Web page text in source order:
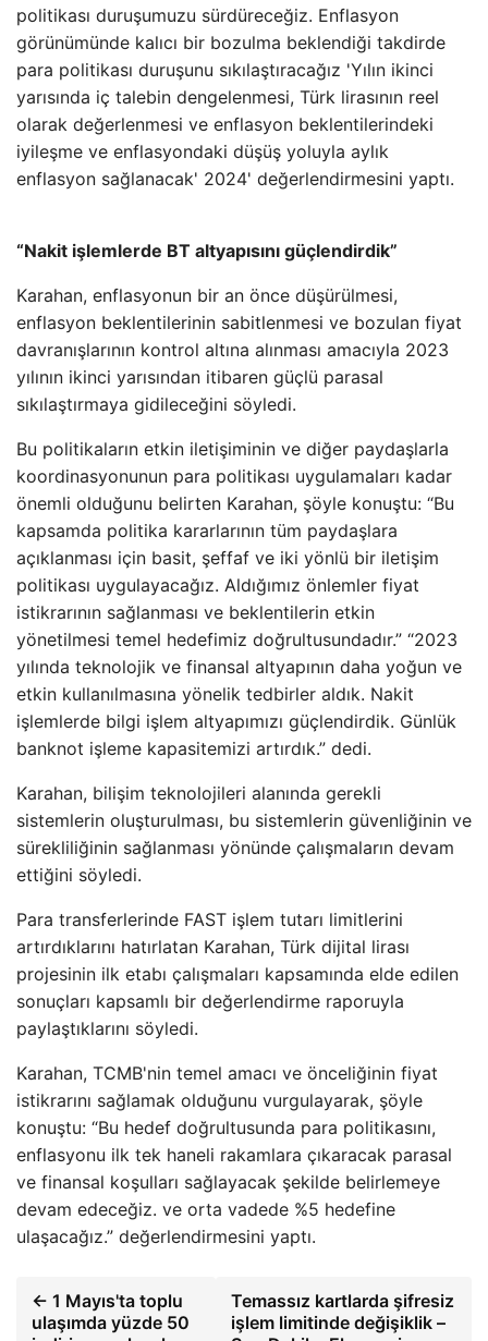
politikası duruşumuzu sürdüreceğiz. Enflasyon
görünümünde kalıcı bir bozulma beklendiği takdirde
para politikası duruşunu sıkılaştıracağız 'Yılın ikinci
yarısında iç talebin dengelenmesi, Türk lirasının reel
olarak değerlenmesi ve enflasyon beklentilerindeki
iyileşme ve enflasyondaki düşüş yoluyla aylık
enflasyon sağlanacak' 2024' değerlendirmesini yaptı.
“Nakit işlemlerde BT altyapısını güçlendirdik”
Karahan, enflasyonun bir an önce düşürülmesi,
enflasyon beklentilerinin sabitlenmesi ve bozulan fiyat
davranışlarının kontrol altına alınması amacıyla 2023
yılının ikinci yarısından itibaren güçlü parasal
sıkılaştırmaya gidileceğini söyledi.
Bu politikaların etkin iletişiminin ve diğer paydaşlarla
koordinasyonunun para politikası uygulamaları kadar
önemli olduğunu belirten Karahan, şöyle konuştu: “Bu
kapsamda politika kararlarının tüm paydaşlara
açıklanması için basit, şeffaf ve iki yönlü bir iletişim
politikası uygulayacağız. Aldığımız önlemler fiyat
istikrarının sağlanması ve beklentilerin etkin
yönetilmesi temel hedefimiz doğrultusundadır.” “2023
yılında teknolojik ve finansal altyapının daha yoğun ve
etkin kullanılmasına yönelik tedbirler aldık. Nakit
işlemlerde bilgi işlem altyapımızı güçlendirdik. Günlük
banknot işleme kapasitemizi artırdık.” dedi.
Karahan, bilişim teknolojileri alanında gerekli
sistemlerin oluşturulması, bu sistemlerin güvenliğinin ve
sürekliliğinin sağlanması yönünde çalışmaların devam
ettiğini söyledi.
Para transferlerinde FAST işlem tutarı limitlerini
artırdıklarını hatırlatan Karahan, Türk dijital lirası
projesinin ilk etabı çalışmaları kapsamında elde edilen
sonuçları kapsamlı bir değerlendirme raporuyla
paylaştıklarını söyledi.
Karahan, TCMB'nin temel amacı ve önceliğinin fiyat
istikrarını sağlamak olduğunu vurgulayarak, şöyle
konuştu: “Bu hedef doğrultusunda para politikasını,
enflasyonu ilk tek haneli rakamlara çıkaracak parasal
ve finansal koşulları sağlayacak şekilde belirlemeye
devam edeceğiz. ve orta vadede %5 hedefine
ulaşacağız.” değerlendirmesini yaptı.
← 1 Mayıs'ta toplu
ulaşımda yüzde 50
Temassız kartlarda şifresiz
işlem limitinde değişiklik –